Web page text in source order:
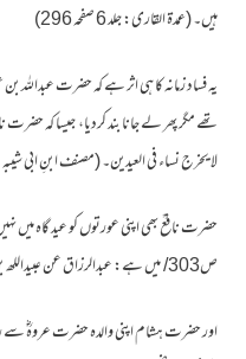
ہیں۔ (عمدة القاری: جلد 6 صفحہ 296)
یہ فساد زمانہ کا ہی اثر ہے کہ حضرت عبداللہ
تھے مگر پھر لے جانا بند کردیا، جیسا کہ
لا یخرج نساء فی العیدین۔ (مصنف ابنِ ابی شیبہ: جلد2
ص303/ میں ہے: عبدالرزاق عن عبیداللھ بن عمر عن نافع انھ کان لا یخرج نسائھ فی العید۔
اور حضرت ہشام اپنی والدہ حضرت عروہؓ سے